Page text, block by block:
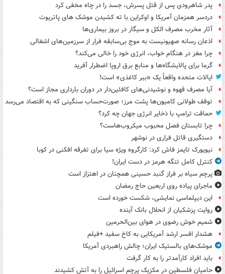
پدر شاهرودی پس از قتل پسرش، جسد را در چاه مخفی کرد
دردسر همزمان آمریکا و اوکراین با ته کشیدن موشک های پاتریوت
آثار مخرب مصرف الکل و سیگار در بروز بیماری‌ها
اذعان رسانه صهیونیست به موج بی‌سابقه فرار از سرزمین‌های اشغالی
چرا مغز در هنگام خواب، انرژی خود را خالی می‌کند؟
گرما برای پالایشگاه‌ها و منابع برق اروپا اضطرار آفرید
ایالات متحده واقعاً یک «ببر کاغذی» است!
آیا مصرف قهوه و نوشیدنی‌های کافئین‌دار در دوران بارداری مجاز است؟
توقف طولانی کامیون‌ها پشت مرز؛ صورت‌حساب سنگینی که به اقتصاد می‌رسد
حماقت ترامپ با ذخایر انرژی جهان چه کرد؟
چرا تابستان فصل محبوب میکروب‌هاست؟
دستگیری قاتل فراری در نوشهر
نیویورک تایمز فاش کرد: کارگروه ویژه سیا برای تفرقه افکنی در کوبا
کنترل کامل تنگه هرمز در دست ایران!
پرچم سیاه بر فراز گنبد حسینی همچنان در اهتزاز است
ماجرای پیاده روی اربعین حاج رمضان
این دیپلماسی نمایشی، شکست خورده است
روایت پزشکیان از انحلال بانک آینده
شمیم خوش رضوی در هوای بین‌الحرمین
هشدار افسر ارشد آمریکایی به کاخ سفید +فیلم
موشک‌های بالستیک ایران؛ چالش راهبردی آمریکا
باید افراد کارآمدتر را به کار گرفت
حامیان فلسطین در مکزیک پرچم اسرائیل را به آتش کشیدند